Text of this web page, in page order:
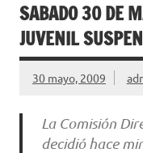
SABADO 30 DE
JUVENIL
30 mayo, 2009
La Comisión
decidió hace